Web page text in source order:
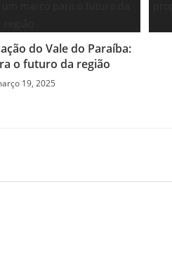
do Vale do Paraíba:
o futuro da região
19, 2025